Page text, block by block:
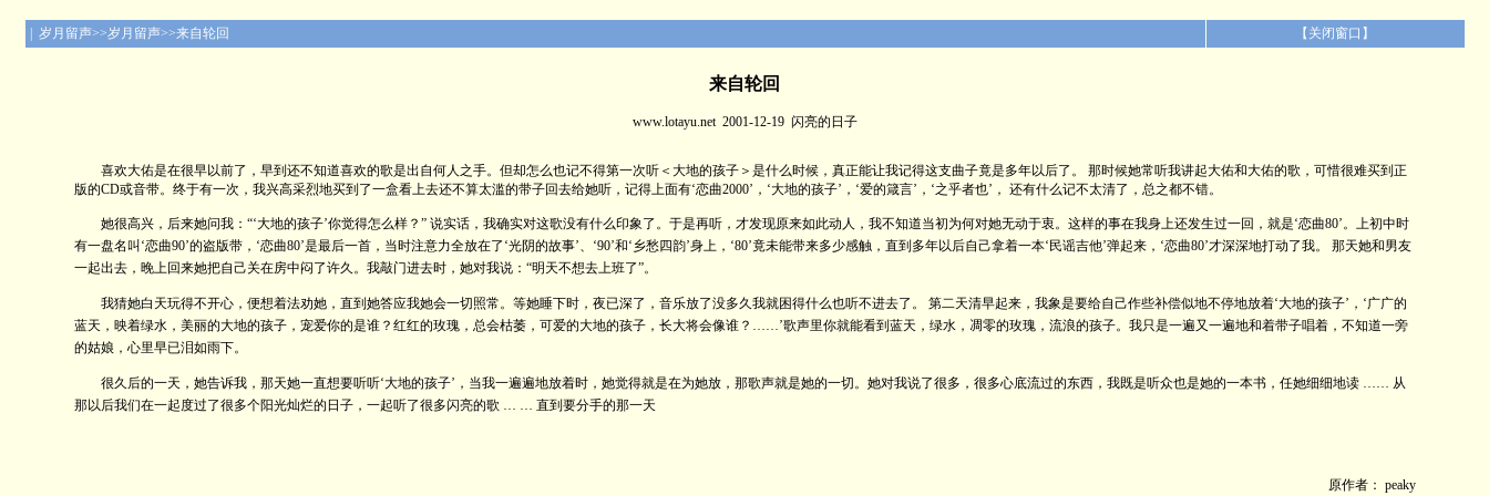
| 岁月留声>>岁月留声>>来自轮回 【 关闭窗口 】
来自轮回
www.lotayu.net 2001-12-19 闪亮的日子
喜欢大佑是在很早以前了，早到还不知道喜欢的歌是出自何人之手。但却怎么也记不得第一次听＜大地的孩子＞是什么时候，真正能让我记得这支曲子竟是多年以后了。 那时候她常听我讲起大佑和大佑的歌，可惜很难买到正
版的CD或音带。终于有一次，我兴高采烈地买到了一盒看上去还不算太滥的带子回去给她听，记得上面有‘恋曲2000’，‘大地的孩子’，‘爱的箴言’，‘之乎者也’， 还有什么记不太清了，总之都不错。
她很高兴，后来她问我：“‘大地的孩子’你觉得怎么样？” 说实话，我确实对这歌没有什么印象了。于是再听，才发现原来如此动人，我不知道当初为何对她无动于衷。这样的事在我身上还发生过一回，就是‘恋曲80’。上初中时
有一盘名叫‘恋曲90’的盗版带，‘恋曲80’是最后一首，当时注意力全放在了‘光阴的故事’、‘90’和‘乡愁四韵’身上，‘80’竟未能带来多少感触，直到多年以后自己拿着一本‘民谣吉他’弹起来，‘恋曲80’才深深地打动了我。 那天她和男友
一起出去，晚上回来她把自己关在房中闷了许久。我敲门进去时，她对我说：“明天不想去上班了”。
我猜她白天玩得不开心，便想着法劝她，直到她答应我她会一切照常。等她睡下时，夜已深了，音乐放了没多久我就困得什么也听不进去了。 第二天清早起来，我象是要给自己作些补偿似地不停地放着‘大地的孩子’，‘广广的
蓝天，映着绿水，美丽的大地的孩子，宠爱你的是谁？红红的玫瑰，总会枯萎，可爱的大地的孩子，长大将会像谁？……’歌声里你就能看到蓝天，绿水，凋零的玫瑰，流浪的孩子。我只是一遍又一遍地和着带子唱着，不知道一旁
的姑娘，心里早已泪如雨下。
很久后的一天，她告诉我，那天她一直想要听听‘大地的孩子’，当我一遍遍地放着时，她觉得就是在为她放，那歌声就是她的一切。她对我说了很多，很多心底流过的东西，我既是听众也是她的一本书，任她细细地读 …… 从
那以后我们在一起度过了很多个阳光灿烂的日子，一起听了很多闪亮的歌 … … 直到要分手的那一天
原作者： peaky